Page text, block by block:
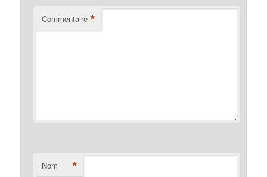
Commentaire *
Nom *